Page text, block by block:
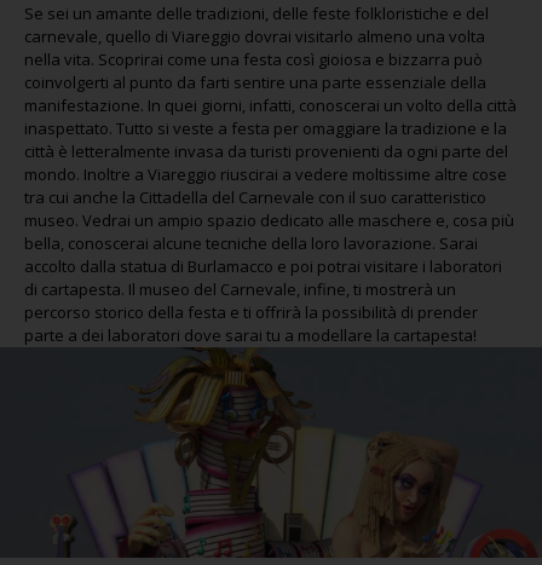
Se sei un amante delle tradizioni, delle feste folkloristiche e del
carnevale, quello di Viareggio dovrai visitarlo almeno una volta
nella vita. Scoprirai come una festa così gioiosa e bizzarra può
coinvolgerti al punto da farti sentire una parte essenziale della
manifestazione. In quei giorni, infatti, conoscerai un volto della città
inaspettato. Tutto si veste a festa per omaggiare la tradizione e la
città è letteralmente invasa da turisti provenienti da ogni parte del
mondo. Inoltre a Viareggio riuscirai a vedere moltissime altre cose
tra cui anche la Cittadella del Carnevale con il suo caratteristico
museo. Vedrai un ampio spazio dedicato alle maschere e, cosa più
bella, conoscerai alcune tecniche della loro lavorazione. Sarai
accolto dalla statua di Burlamacco e poi potrai visitare i laboratori
di cartapesta. Il museo del Carnevale, infine, ti mostrerà un
percorso storico della festa e ti offrirà la possibilità di prender
parte a dei laboratori dove sarai tu a modellare la cartapesta!